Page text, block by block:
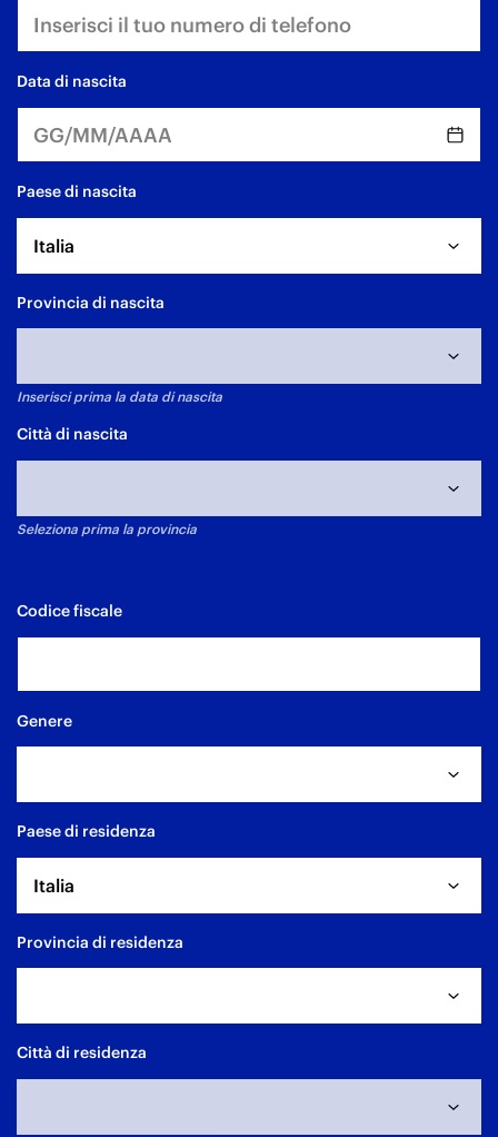
data di nascita
Paese di nascita
Italia
Provincia di nascita
Inserisci prima la data di nascita
Città di nascita
Seleziona prima la provincia
Codice fiscale
Genere
Paese di residenza
Italia
Provincia di residenza
Città di residenza